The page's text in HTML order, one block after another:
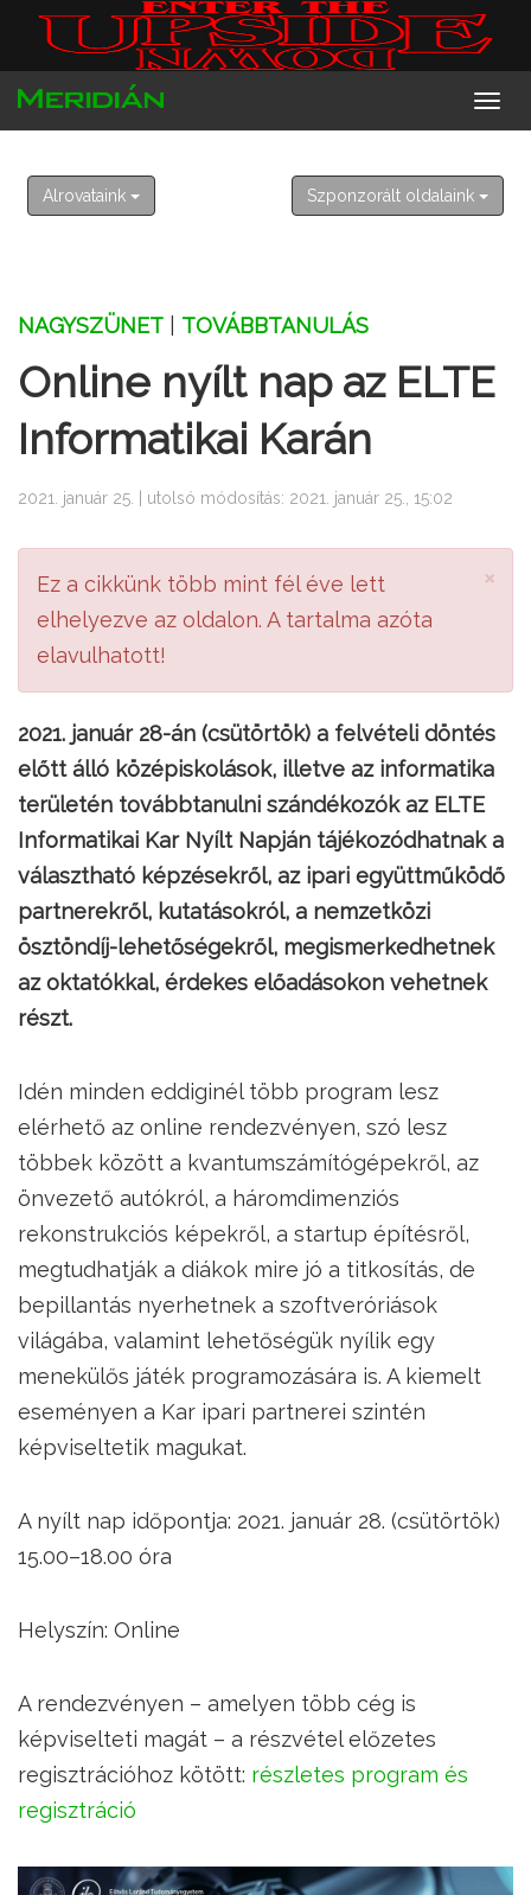
2026. augusztus 8. szombat
László
Alrovataink Szponzorált oldalaink
NAGYSZÜNET TOVÁBBTANULÁS
Online nyílt nap az ELTE
Informatikai Karán
2021. január 25. | utolsó módosítás: 2021. január 25., 15:02
×
Ez a cikkünk több mint fél éve lett
elhelyezve az oldalon. A tartalma azóta
elavulhatott!
2021. január 28-án (csütörtök) a felvételi döntés
előtt álló középiskolások, illetve az informatika
területén továbbtanulni szándékozók az ELTE
Informatikai Kar Nyílt Napján tájékozódhatnak a
választható képzésekről, az ipari együttműködő
partnerekről, kutatásokról, a nemzetközi
ösztöndíj-lehetőségekről, megismerkedhetnek
az oktatókkal, érdekes előadásokon vehetnek
részt.
Idén minden eddiginél több program lesz
elérhető az online rendezvényen, szó lesz
többek között a kvantumszámítógépekről, az
önvezető autókról, a háromdimenziós
rekonstrukciós képekről, a startup építésről,
megtudhatják a diákok mire jó a titkosítás, de
bepillantás nyerhetnek a szoftveróriások
világába, valamint lehetőségük nyílik egy
menekülős játék programozására is. A kiemelt
eseményen a Kar ipari partnerei szintén
képviseltetik magukat.
A nyílt nap időpontja: 2021. január 28. (csütörtök)
15.00–18.00 óra
Helyszín: Online
A rendezvényen – amelyen több cég is
képviselteti magát – a részvétel előzetes
regisztrációhoz kötött: részletes program és
regisztráció